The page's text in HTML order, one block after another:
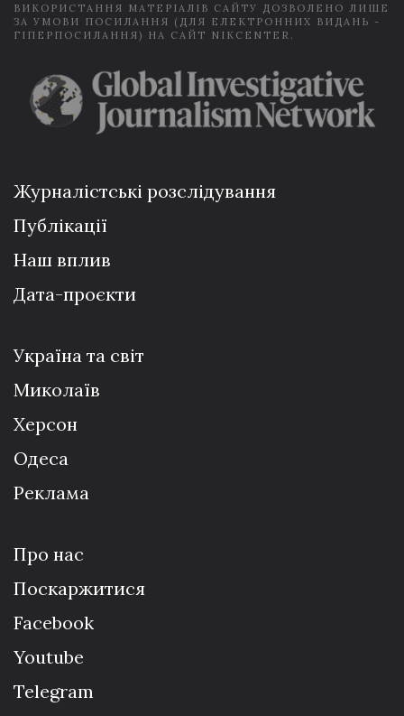
ВИКОРИСТАННЯ МАТЕРІАЛІВ САЙТУ ДОЗВОЛЕНО ЛИШЕ
ЗА УМОВИ ПОСИЛАННЯ (ДЛЯ ЕЛЕКТРОННИХ ВИДАНЬ -
ГІПЕРПОСИЛАННЯ) НА САЙТ NIKCENTER.
Журналістські розслідування
Публікації
Наш вплив
Дата-проєкти
Україна та світ
Миколаїв
Херсон
Одеса
Реклама
Про нас
Поскаржитися
Facebook
Youtube
Telegram